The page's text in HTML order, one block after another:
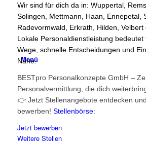
Menü
Wir sind für dich da in: Wuppertal,
Solingen, Mettmann, Haan, Ennepetal,
Radevormwald, Erkrath, Hilden, Velbert
Lokale Personaldienstleistung bedeutet
Wege, schnelle Entscheidungen und
Nähe.
BESTpro Personalkonzepte GmbH –
Personalvermittlung, die dich
👉 Jetzt Stellenangebote entdecken und
bewerben! Stellenbörse:
Jetzt bewerben
Weitere Stellen